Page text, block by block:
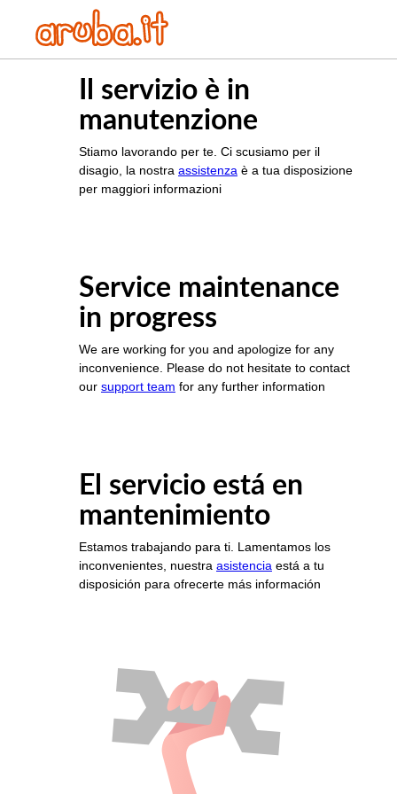
Il servizio è in
manutenzione
Stiamo lavorando per te. Ci scusiamo per il
disagio, la nostra assistenza è a tua disposizione
per maggiori informazioni
Service maintenance
in progress
We are working for you and apologize for any
inconvenience. Please do not hesitate to contact
our support team for any further information
El servicio está en
mantenimiento
Estamos trabajando para ti. Lamentamos los
inconvenientes, nuestra asistencia está a tu
disposición para ofrecerte más información